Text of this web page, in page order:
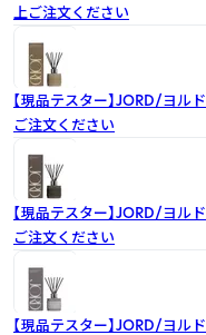
上ご注文ください
【現品テスター】JORD/ヨルド
ご注文ください
【現品テスター】JORD/ヨルド
ご注文ください
【現品テスター】JORD/ヨルド